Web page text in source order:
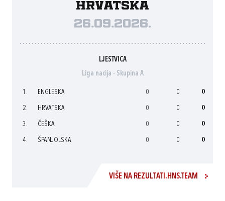
Hrvatska
26.09.2026.
LJESTVICA
Liga nacija - Skupina A
1. ENGLESKA 0 0 0
2. HRVATSKA 0 0 0
3. ČEŠKA 0 0 0
4. ŠPANJOLSKA 0 0 0
VIŠE NA REZULTATI.HNS.TEAM